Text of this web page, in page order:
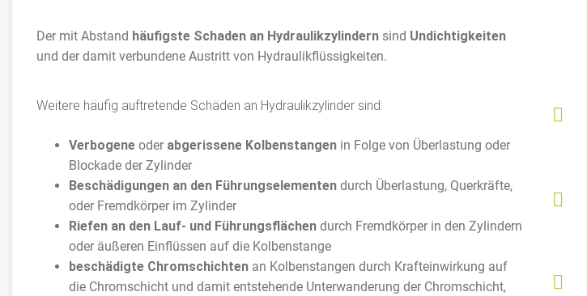
Der mit Abstand häufigste Schaden an Hydraulikzylindern sind Undichtigkeiten
und der damit verbundene Austritt von Hydraulikflüssigkeiten.
Weitere häufig auftretende Schäden an Hydraulikzylinder sind:
Verbogene oder abgerissene Kolbenstangen in Folge von Überlastung oder
Blockade der Zylinder
Beschädigungen an den Führungselementen durch Überlastung, Querkräfte,
oder Fremdkörper im Zylinder
Riefen an den Lauf- und Führungsflächen durch Fremdkörper in den Zylindern
oder äußeren Einflüssen auf die Kolbenstange
beschädigte Chromschichten an Kolbenstangen durch Krafteinwirkung auf
die Chromschicht und damit entstehende Unterwanderung der Chromschicht,